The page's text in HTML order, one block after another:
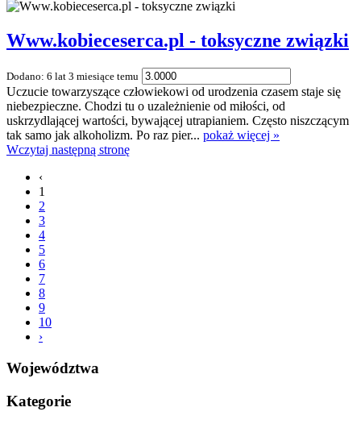
Www.kobieceserca.pl - toksyczne związki
Dodano: 6 lat 3 miesiące temu
Uczucie towarzyszące człowiekowi od urodzenia czasem staje się
niebezpieczne. Chodzi tu o uzależnienie od miłości, od
uskrzydlającej wartości, bywającej utrapianiem. Często niszczącym
tak samo jak alkoholizm. Po raz pier... pokaż więcej »
Wczytaj następną stronę
‹
1
2
3
4
5
6
7
8
9
10
›
Województwa
Kategorie